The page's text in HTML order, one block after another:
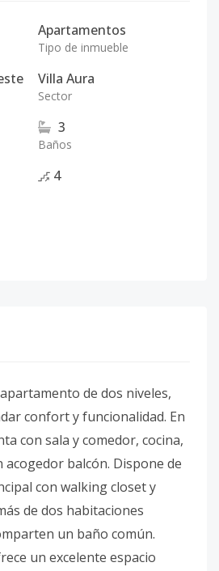
Apartamentos
Tipo de inmueble
Villa Aura
Sector
3
Baños
4
de dos niveles,
confort y funcionalidad. En
con sala y comedor, cocina,
acogedor balcón. Dispone de
con walking closet y
de dos habitaciones
un baño común.
un excelente espacio